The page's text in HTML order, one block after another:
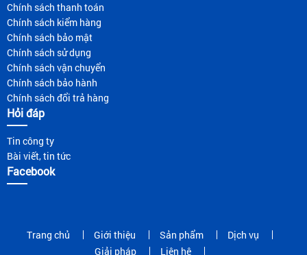
Chính sách thanh toán
Chính sách kiểm hàng
Chính sách bảo mật
Chính sách sử dụng
Chính sách vận chuyển
Chính sách bảo hành
Chính sách đổi trả hàng
Hỏi đáp
Tin công ty
Bài viết, tin tức
Facebook
Trang chủ Giới thiệu Sản phẩm
Dịch vụ
Giải pháp
Liên hệ